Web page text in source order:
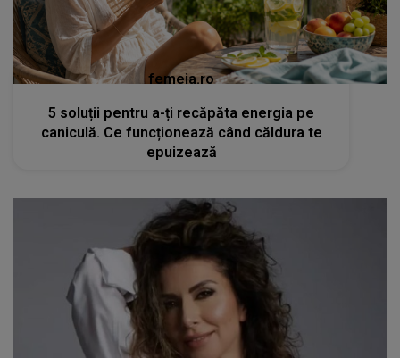
femeia.ro
5 soluții pentru a-ți recăpăta energia pe
caniculă. Ce funcționează când căldura te
epuizează